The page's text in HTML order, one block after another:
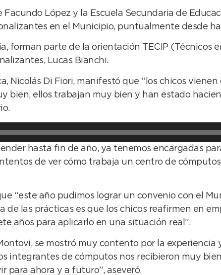
López y la Escuela Secundaria de
en el Municipio, puntualmente desde
forman parte de la orientación TECIP (Técnicos
Lucas Bianchi.
Nicolás Di Fiori, manifestó que “los chicos
bien, ellos trabajan muy bien y han estado
hasta fin de año, ya tenemos encargadas
de ver cómo trabaja un centro de
“este año pudimos lograr un convenio con el
de las prácticas es que los chicos reafirmen en
años para aplicarlo en una situación real”.
se mostró muy contento por la experiencia
integrantes de cómputos nos recibieron muy
para ahora y a futuro”, aseveró.